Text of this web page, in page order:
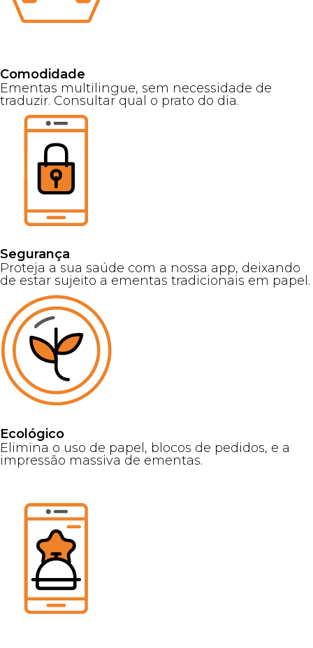
Comodidade
Ementas multilingue, sem necessidade de
traduzir. Consultar qual o prato do dia.
Segurança
Proteja a sua saúde com a nossa app, deixando
de estar sujeito a ementas tradicionais em papel.
Ecológico
Elimina o uso de papel, blocos de pedidos, e a
impressão massiva de ementas.